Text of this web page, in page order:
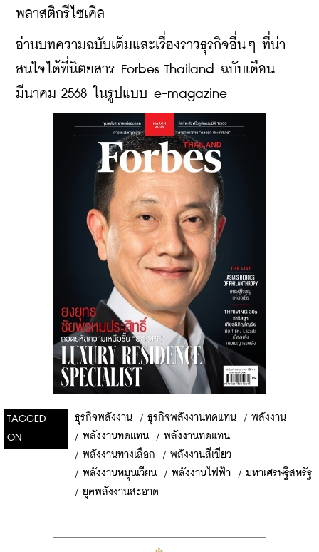
พลาสติกรีไซเคิล
อ่านบทความฉบับเต็มและเรื่องราวธุรกิจอื่นๆ ที่น่า
สนใจได้ที่นิตยสาร Forbes Thailand ฉบับเดือน
มีนาคม 2568 ในรูปแบบ e-magazine
TAGGED
ON
ธุรกิจพลังงาน / ธุรกิจพลังงานทดแทน / พลังงาน
/ พลังงานทดเเทน / พลังงานทดแทน
/ พลังงานทางเลือก / พลังงานสีเขียว
/ พลังงานหมุนเวียน / พลังงานไฟฟ้า / มหาเศรษฐีสหรัฐ
/ ยุคพลังงานสะอาด